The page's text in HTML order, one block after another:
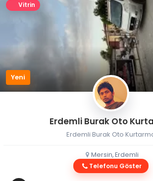
Vitrin
Yeni
Erdemli Burak Oto
Erdemli Burak Oto
Mersin, Erdemli
Telefonu Göster